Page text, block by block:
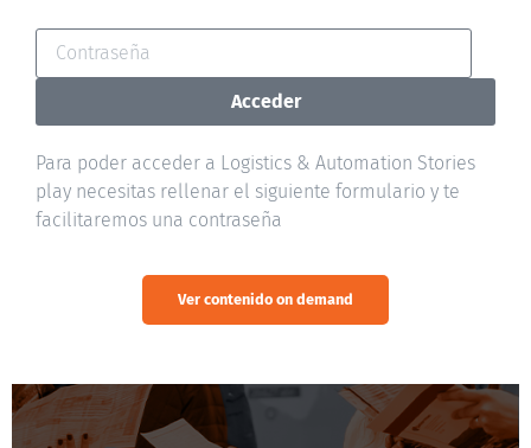
Acceder
Para poder acceder a Logistics & Automation Stories
play necesitas rellenar el siguiente formulario y te
facilitaremos una contraseña
Ver contenido on demand